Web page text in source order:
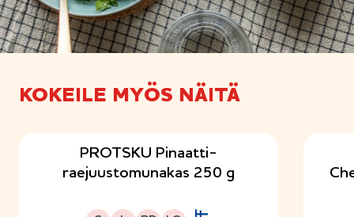
KOKEILE MYÖS NÄITÄ
PROTSKU Pinaatti-
raejuustomunakas 250 g